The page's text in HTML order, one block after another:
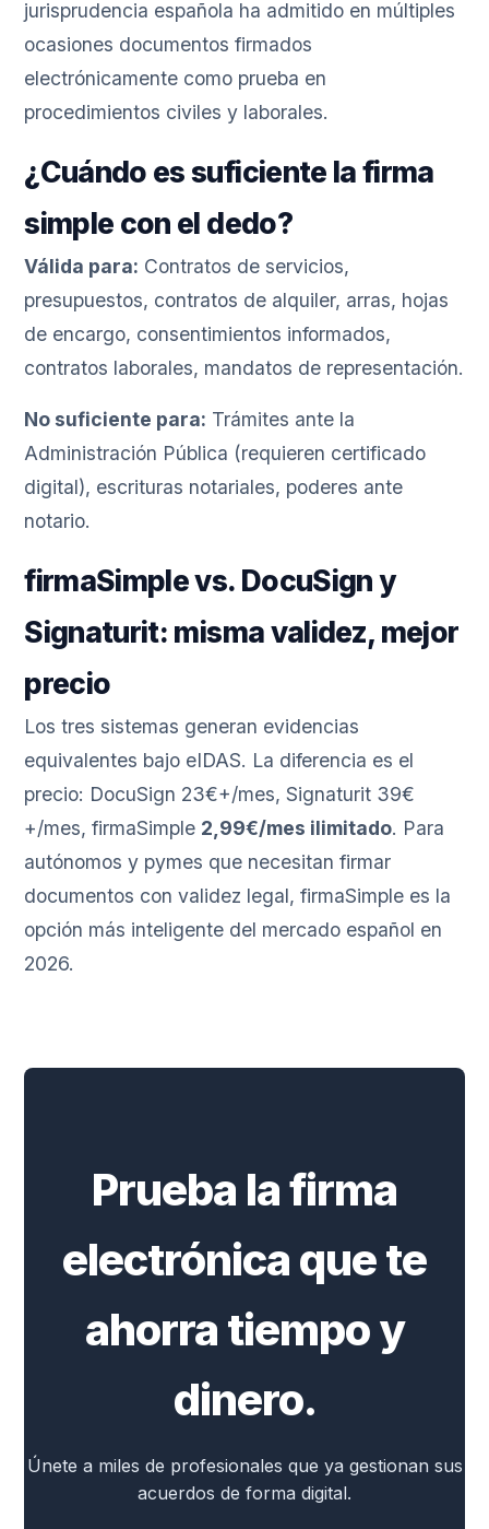
jurisprudencia española ha admitido en múltiples
ocasiones documentos firmados
electrónicamente como prueba en
procedimientos civiles y laborales.
¿Cuándo es suficiente la firma
simple con el dedo?
Válida para: Contratos de servicios,
presupuestos, contratos de alquiler, arras, hojas
de encargo, consentimientos informados,
contratos laborales, mandatos de representación.
No suficiente para: Trámites ante la
Administración Pública (requieren certificado
digital), escrituras notariales, poderes ante
notario.
firmaSimple vs. DocuSign y
Signaturit: misma validez, mejor
precio
Los tres sistemas generan evidencias
equivalentes bajo eIDAS. La diferencia es el
precio: DocuSign 23€+/mes, Signaturit 39€
+/mes, firmaSimple 2,99€/mes ilimitado. Para
autónomos y pymes que necesitan firmar
documentos con validez legal, firmaSimple es la
opción más inteligente del mercado español en
2026.
Prueba la firma
electrónica que te
ahorra tiempo y
dinero.
Únete a miles de profesionales que ya gestionan sus
acuerdos de forma digital.